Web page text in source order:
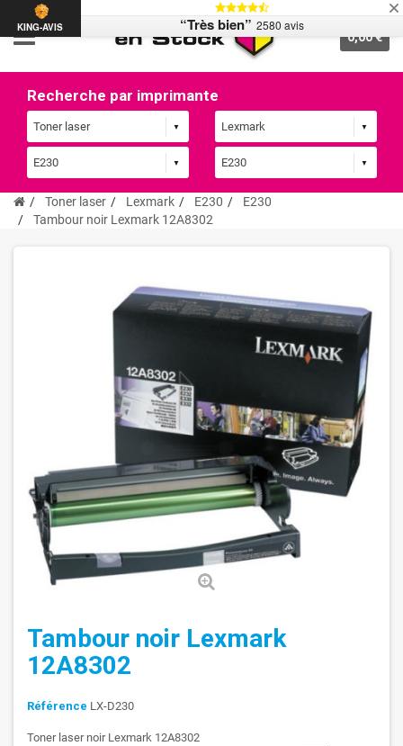
0,00 €
Recherche par imprimante
Toner laser Lexmark E230
E230
Tambour noir Lexmark 12A8302
Tambour noir Lexmark
12A8302
Référence LX-D230
Toner laser noir Lexmark 12A8302
KING-AVIS “Très bien” 2580 avis